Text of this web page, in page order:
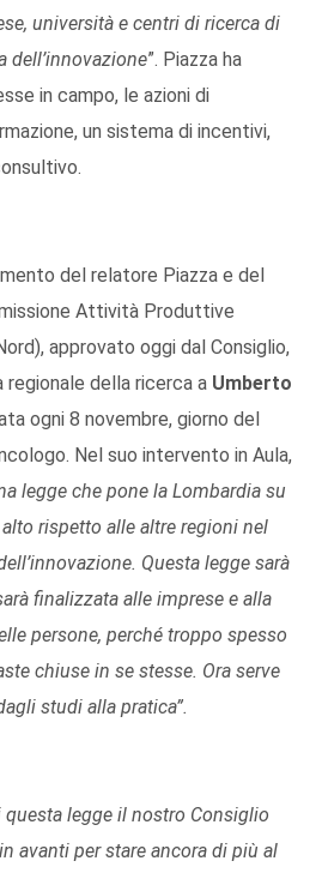
università e centri di ricerca di
dell’innovazione”. Piazza ha
in campo, le azioni di
un sistema di incentivi,
del relatore Piazza e del
Attività Produttive
approvato oggi dal Consiglio,
della ricerca a Umberto
ogni 8 novembre, giorno del
Nel suo intervento in Aula,
legge che pone la Lombardia su
rispetto alle altre regioni nel
Questa legge sarà
finalizzata alle imprese e alla
persone, perché troppo spesso
chiuse in se stesse. Ora serve
studi alla pratica”.
questa legge il nostro Consiglio
avanti per stare ancora di più al